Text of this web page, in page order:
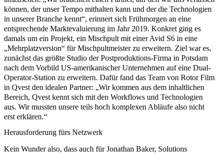
können, der unser Tempo mithalten kann und der die Technologien
in unserer Branche kennt“, erinnert sich Frühmorgen an eine
entsprechende Marktevaluierung im Jahr 2019. Konkret ging es
damals um ein Projekt, ein Mischpult mit einer Avid S6 in eine
„Mehrplatzversion“ für Mischpultmeister zu erweitern. Ziel war es,
zunächst das größte Studio der Postproduktions-Firma in Potsdam
nach dem Vorbild US-amerikanischer Unternehmen auf eine Dual-
Operator-Station zu erweitern. Dafür fand das Team von Rotor Film
in Qvest den idealen Partner: „Wir kommen aus dem inhaltlichen
Bereich, Qvest kennt sich mit den Workflows und Technologien
aus. Wir mussten unsere teils hoch komplexen Abläufe also nicht
erst erklären.“
Herausforderung fürs Netzwerk
Kein Wunder also, dass auch für Jonathan Baker, Solutions